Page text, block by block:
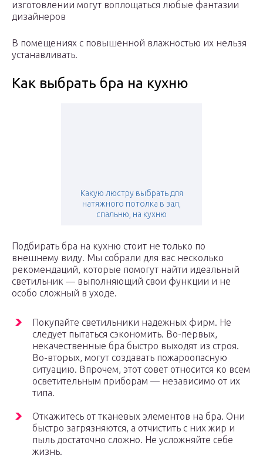
изготовлении могут воплощаться любые фантазии
дизайнеров
В помещениях с повышенной влажностью их нельзя
устанавливать.
Как выбрать бра на кухню
Какую люстру выбрать для
натяжного потолка в зал,
спальню, на кухню
Подбирать бра на кухню стоит не только по
внешнему виду. Мы собрали для вас несколько
рекомендаций, которые помогут найти идеальный
светильник — выполняющий свои функции и не
особо сложный в уходе.
Покупайте светильники надежных фирм. Не
следует пытаться сэкономить. Во-первых,
некачественные бра быстро выходят из строя.
Во-вторых, могут создавать пожароопасную
ситуацию. Впрочем, этот совет относится ко всем
осветительным приборам — независимо от их
типа.
Откажитесь от тканевых элементов на бра. Они
быстро загрязняются, а отчистить с них жир и
пыль достаточно сложно. Не усложняйте себе
жизнь.